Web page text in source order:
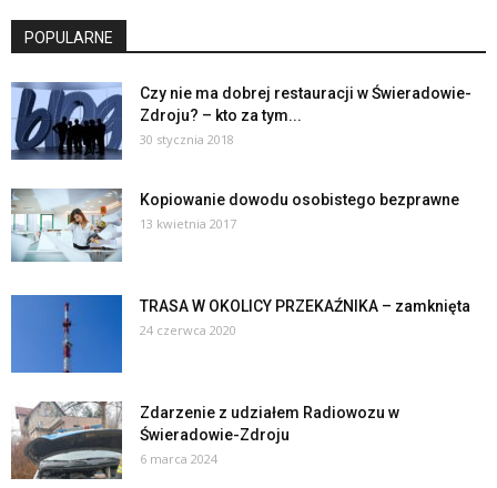
POPULARNE
Czy nie ma dobrej restauracji w Świeradowie-
Zdroju? – kto za tym...
30 stycznia 2018
Kopiowanie dowodu osobistego bezprawne
13 kwietnia 2017
TRASA W OKOLICY PRZEKAŹNIKA – zamknięta
24 czerwca 2020
Zdarzenie z udziałem Radiowozu w
Świeradowie-Zdroju
6 marca 2024